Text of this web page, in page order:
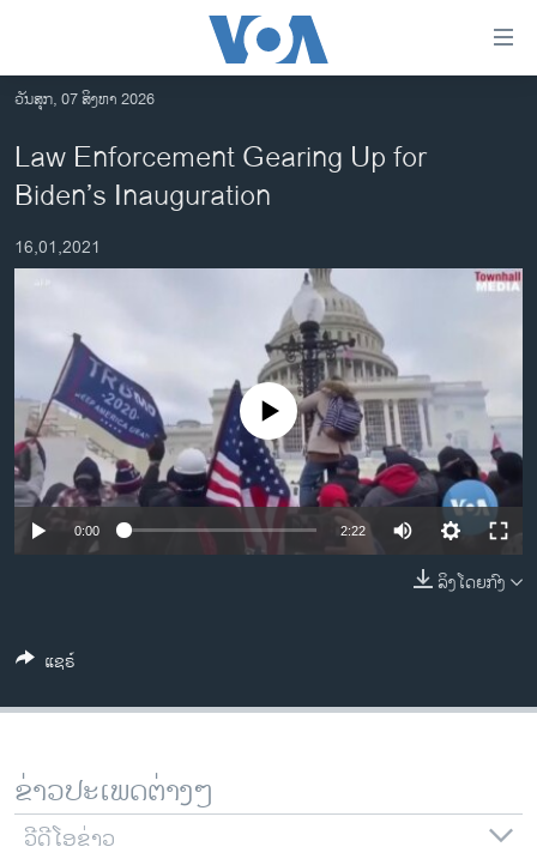
ເຂົ້າ
ຫາ
ຂ້າມ
ຂ້າມ
ໄປ
ລາວ
ອາເມຣິກາ
ການເລືອກຕັ້ງ ປະທານາທີບໍດີ ສະຫະລັດ 2024
ໂລກ
ເອເຊຍ
ອິດສະຫຼະພາບດ້ານການຂ່າວ
ຊີວິດຊາວລາວ
ຊຸມຊົນຊາວລາວ
ວິທະຍາສາດ-ເທັກໂນໂລຈີ
ພາສາອັງກິດ
ລາຍການກະຈາຍສຽງ
ລາຍງານ
ຕິດຕາມພວກເຮົາ ທີ່
ວັນສຸກ, 07 ສິງຫາ 2026
Law Enforcement Gearing Up for
Biden’s Inauguration
16,01,2021
No media source currently available
0:00 2:22
ລິງໂດຍກົງ
ແຊຣ໌
ຂ່າວປະເພດຕ່າງໆ
ວີດີໂອຂ່າວ